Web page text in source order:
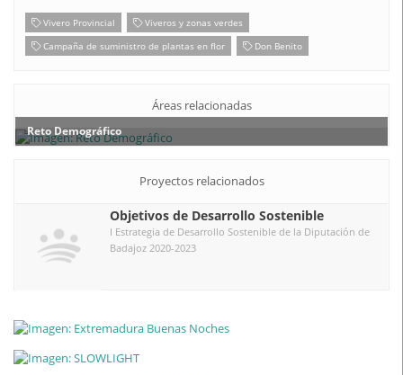
Vivero Provincial
Viveros y zonas verdes
Campaña de suministro de plantas en flor
Don Benito
Áreas relacionadas
Reto Demográfico
Proyectos relacionados
Objetivos de Desarrollo Sostenible
I Estrategia de Desarrollo Sostenible de la Diputación de
Badajoz 2020-2023